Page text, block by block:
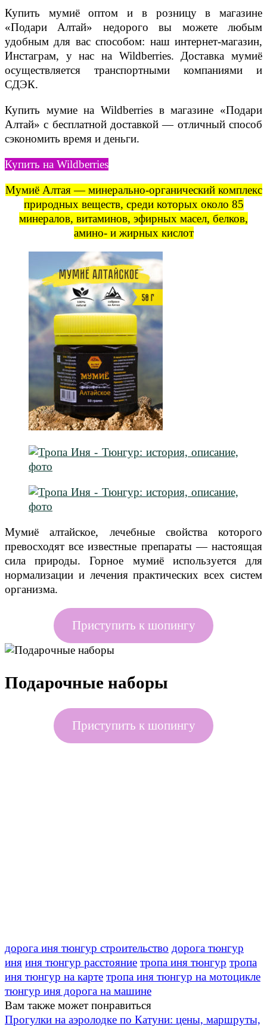
Купить мумиё оптом и в розницу в магазине
«Подари Алтай» недорого вы можете любым
удобным для вас способом: наш интернет-магазин,
Инстаграм, у нас на Wildberries. Доставка мумиё
осуществляется транспортными компаниями и
СДЭК.
Купить мумие на Wildberries в магазине «Подари
Алтай» с бесплатной доставкой — отличный способ
сэкономить время и деньги.
Купить на Wildberries
Мумиё Алтая — минерально-органический комплекс
природных веществ, среди которых около 85
минералов, витаминов, эфирных масел, белков,
амино- и жирных кислот
Мумиё алтайское, лечебные свойства которого
превосходят все известные препараты — настоящая
сила природы. Горное мумиё используется для
нормализации и лечения практических всех систем
организма.
Приступить к шопингу
Подарочные наборы
Приступить к шопингу
дорога иня тюнгур строительство дорога тюнгур
иня иня тюнгур расстояние тропа иня тюнгур тропа
иня тюнгур на карте тропа иня тюнгур на мотоцикле
тюнгур иня дорога на машине
Вам также может понравиться
Прогулки на аэролодке по Катуни: цены, маршруты,